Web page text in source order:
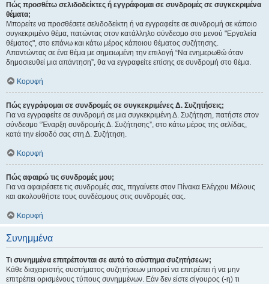
Πώς προσθέτω σελιδοδείκτες ή εγγράφομαι σε συνδρομές σε συγκεκριμένα
θέματα;
Μπορείτε να προσθέσετε σελιδοδείκτη ή να εγγραφείτε σε συνδρομή σε κάποιο
συγκεκριμένο θέμα, πατώντας στον κατάλληλο σύνδεσμο στο μενού "Εργαλεία
θέματος", στο επάνω και κάτω μέρος κάποιου θέματος συζήτησης.
Απαντώντας σε ένα θέμα με σημειωμένη την επιλογή “Να ενημερωθώ όταν
δημοσιευθεί μια απάντηση”, θα να εγγραφείτε επίσης σε συνδρομή στο θέμα.
Κορυφή
Πώς εγγράφομαι σε συνδρομές σε συγκεκριμένες Δ. Συζητήσεις;
Για να εγγραφείτε σε συνδρομή σε μια συγκεκριμένη Δ. Συζήτηση, πατήστε στον
σύνδεσμο “Έναρξη συνδρομής Δ. Συζήτησης”, στο κάτω μέρος της σελίδας,
κατά την είσοδό σας στη Δ. Συζήτηση.
Κορυφή
Πώς αφαιρώ τις συνδρομές μου;
Για να αφαιρέσετε τις συνδρομές σας, πηγαίνετε στον Πίνακα Ελέγχου Μέλους
και ακολουθήστε τους συνδέσμους στις συνδρομές σας.
Κορυφή
Συνημμένα
Τι συνημμένα επιτρέπονται σε αυτό το σύστημα συζητήσεων;
Κάθε διαχειριστής συστήματος συζητήσεων μπορεί να επιτρέπει ή να μην
επιτρέπει ορισμένους τύπους συνημμένων. Εάν δεν είστε σίγουρος (-η) τι